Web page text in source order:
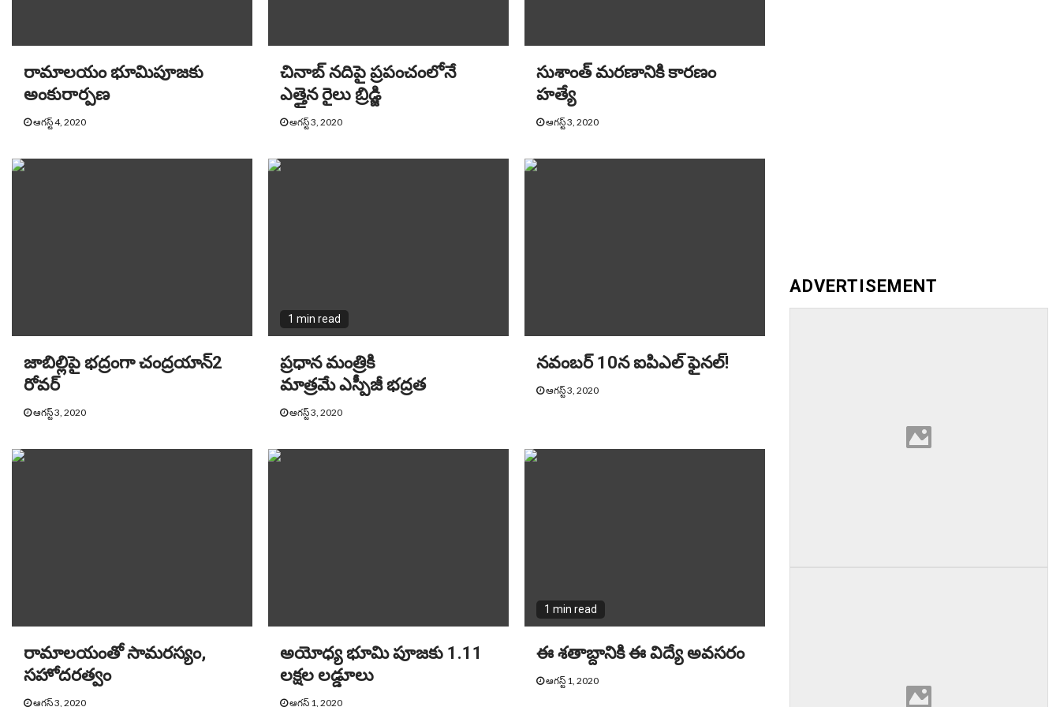
రామాలయం భూమిపూజకు
అంకురార్పణ
ఆగస్ట్ 4, 2020
చినాబ్ నదిపై ప్రపంచంలోనే
ఎత్తైన రైలు బ్రిడ్జి
ఆగస్ట్ 3, 2020
సుశాంత్ మరణానికి కారణం
హత్యే
ఆగస్ట్ 3, 2020
జాబిల్లిపై భద్రంగా చంద్రయాన్‌2
రోవర్‌
ఆగస్ట్ 3, 2020
1 min read
ప్రధాన మంత్రికి
మాత్రమే ఎస్పీజీ భద్రత
ఆగస్ట్ 3, 2020
నవంబర్ 10న ఐపిఎల్ ఫైనల్!
ఆగస్ట్ 3, 2020
రామాలయంతో సామరస్యం,
సహోదరత్వం
ఆగస్ట్ 3, 2020
అయోధ్య భూమి పూజకు 1.11
లక్షల లడ్డూలు
ఆగస్ట్ 1, 2020
1 min read
ఈ శతాబ్దానికి ఈ విద్యే అవసరం
ఆగస్ట్ 1, 2020
ADVERTISEMENT